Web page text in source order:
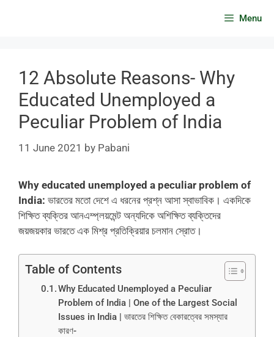
Menu
12 Absolute Reasons- Why
Educated Unemployed a
Peculiar Problem of India
11 June 2021 by Pabani
Why educated unemployed a peculiar problem of
India: ভারতের মতো দেশে এ ধরনের প্রশ্ন আসা স্বাভাবিক। একদিকে
শিক্ষিত ব্যক্তির আনএম্প্লয়মেন্ট অন্যদিকে অশিক্ষিত ব্যক্তিদের
জয়জয়কার ভারতে এক মিশ্র প্রতিক্রিয়ার চলমান স্রোত।
Table of Contents
Why Educated Unemployed a Peculiar
Problem of India | One of the Largest Social
Issues in India | ভারতের শিক্ষিত বেকারত্বের সমস্যার
কারণ-